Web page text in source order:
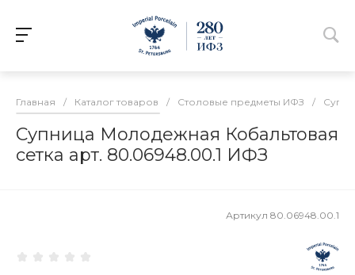
Главная / Каталог товаров / Столовые предметы ИФЗ /
Супница Молодежная Кобальтовая
сетка арт. 80.06948.00.1 ИФЗ
Артикул 80.06948.00.1